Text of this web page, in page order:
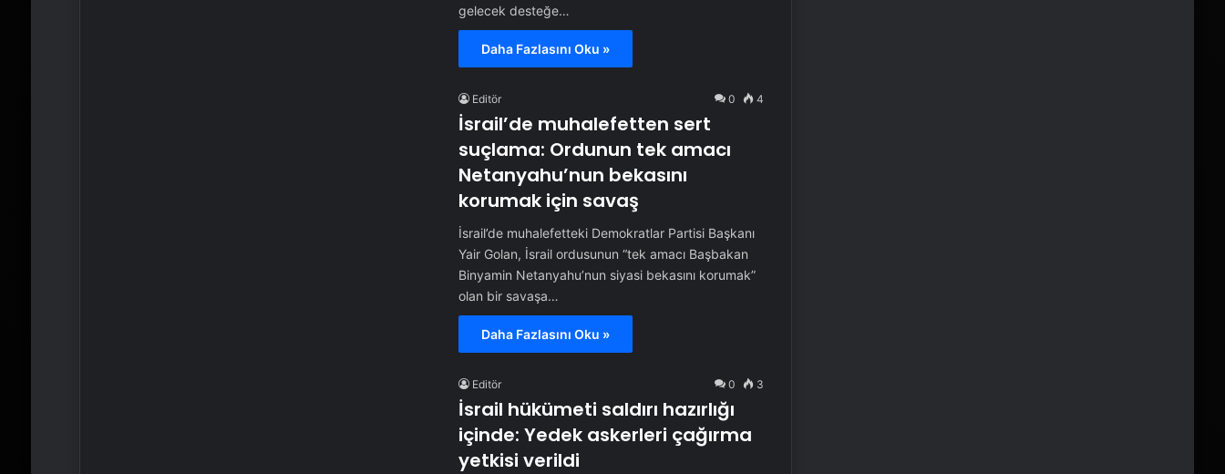
gelecek desteğe…
Daha Fazlasını Oku »
Editör 0 4
İsrail’de muhalefetten sert
suçlama: Ordunun tek amacı
Netanyahu’nun bekasını
korumak için savaş
İsrail’de muhalefetteki Demokratlar Partisi Başkanı
Yair Golan, İsrail ordusunun “tek amacı Başbakan
Binyamin Netanyahu’nun siyasi bekasını korumak”
olan bir savaşa…
Daha Fazlasını Oku »
Editör 0 3
İsrail hükümeti saldırı hazırlığı
içinde: Yedek askerleri çağırma
yetkisi verildi